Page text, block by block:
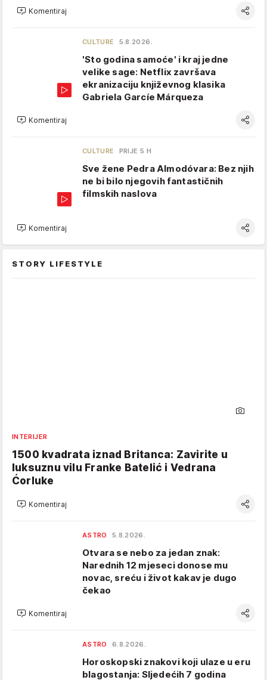
Komentiraj
CULTURE 5.8.2026.
'Sto godina samoće' i kraj jedne
velike sage: Netflix završava
ekranizaciju književnog klasika
Gabriela Garcíe Márqueza
Komentiraj
CULTURE PRIJE 5 H
Sve žene Pedra Almodóvara: Bez njih
ne bi bilo njegovih fantastičnih
filmskih naslova
Komentiraj
STORY LIFESTYLE
INTERIJER
1500 kvadrata iznad Britanca: Zavirite u
luksuznu vilu Franke Batelić i Vedrana
Ćorluke
Komentiraj
ASTRO 5.8.2026.
Otvara se nebo za jedan znak:
Narednih 12 mjeseci donose mu
novac, sreću i život kakav je dugo
čekao
Komentiraj
ASTRO 6.8.2026.
Horoskopski znakovi koji ulaze u eru
blagostanja: Sljedećih 7 godina